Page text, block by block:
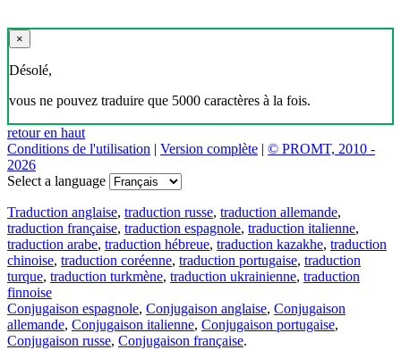
×
Désolé,
vous ne pouvez traduire que 5000 caractères à la fois.
retour en haut
Conditions de l'utilisation | Version complète | © PROMT, 2010 -
2026
Select a language
Traduction anglaise, traduction russe, traduction allemande,
traduction française, traduction espagnole, traduction italienne,
traduction arabe, traduction hébreue, traduction kazakhe, traduction
chinoise, traduction coréenne, traduction portugaise, traduction
turque, traduction turkmène, traduction ukrainienne, traduction
finnoise
Conjugaison espagnole, Conjugaison anglaise, Conjugaison
allemande, Conjugaison italienne, Conjugaison portugaise,
Conjugaison russe, Conjugaison française.